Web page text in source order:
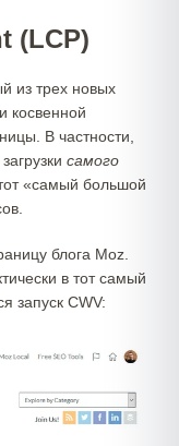
(LCP)
из трех новых
косвенной
В частности,
самого
«самый большой
блога Moz.
в тот самый
запуск CWV: